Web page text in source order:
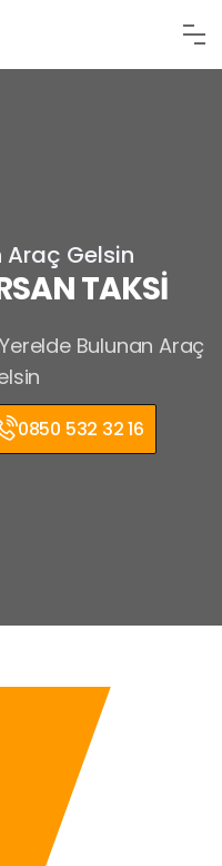
Araç Gelsin
TAKSİ
Yerelde Bulunan Araç
0850 532 32 16